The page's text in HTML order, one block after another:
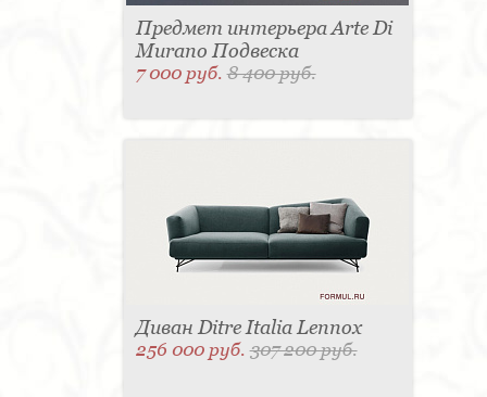
Предмет интерьера Arte Di
Murano Подвеска
7 000 руб.8 400 руб.
Диван Ditre Italia Lennox
256 000 руб.307 200 руб.